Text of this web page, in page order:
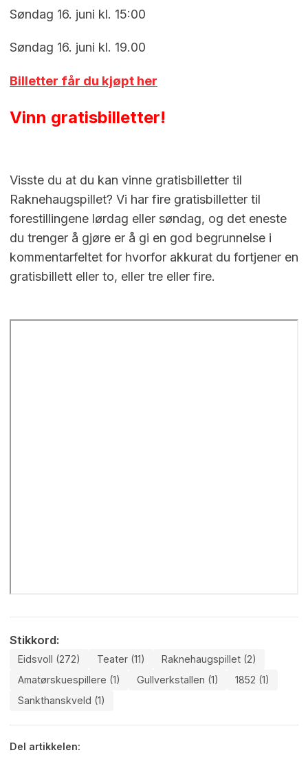
Søndag 16. juni kl. 15:00
Søndag 16. juni kl. 19.00
Billetter får du kjøpt her
Vinn gratisbilletter!
Visste du at du kan vinne gratisbilletter til
Raknehaugspillet? Vi har fire gratisbilletter til
forestillingene lørdag eller søndag, og det eneste
du trenger å gjøre er å gi en god begrunnelse i
kommentarfeltet for hvorfor akkurat du fortjener en
gratisbillett eller to, eller tre eller fire.
Stikkord:
Eidsvoll (272) Teater (11)
Raknehaugspillet (2)
Amatørskuespillere (1)
Gullverkstallen (1)
1852 (1)
Sankthanskveld (1)
Del artikkelen: